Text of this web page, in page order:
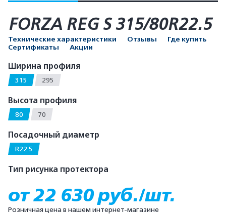
FORZA REG S 315/80R22.5
Технические характеристики Отзывы
Где купить
Сертификаты
Акции
Ширина профиля
315 295
Высота профиля
80 70
Посадочный диаметр
R22.5
Тип рисунка протектора
от 22 630 руб./шт.
Розничная цена в нашем интернет-магазине